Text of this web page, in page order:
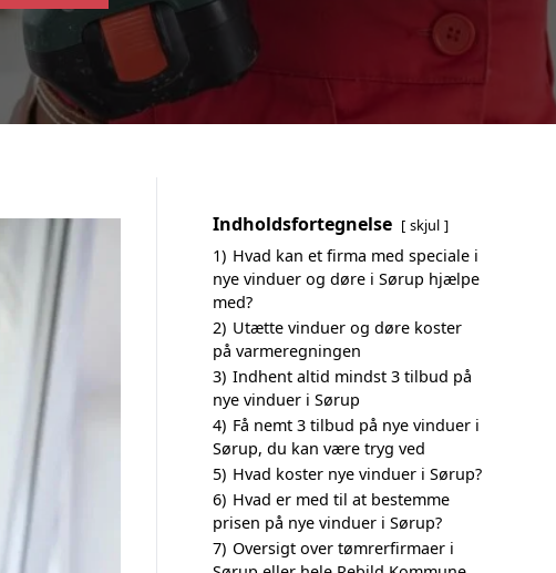
Indholdsfortegnelse skjul
1) Hvad kan et firma med speciale i
nye vinduer og døre i Sørup hjælpe
med?
2) Utætte vinduer og døre koster
på varmeregningen
3) Indhent altid mindst 3 tilbud på
nye vinduer i Sørup
4) Få nemt 3 tilbud på nye vinduer i
Sørup, du kan være tryg ved
5) Hvad koster nye vinduer i Sørup?
6) Hvad er med til at bestemme
prisen på nye vinduer i Sørup?
7) Oversigt over tømrerfirmaer i